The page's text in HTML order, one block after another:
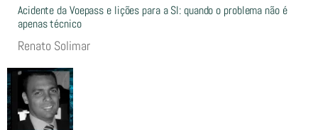
Acidente da Voepass e lições para a SI: quando o problema não é
apenas técnico
Renato Solimar